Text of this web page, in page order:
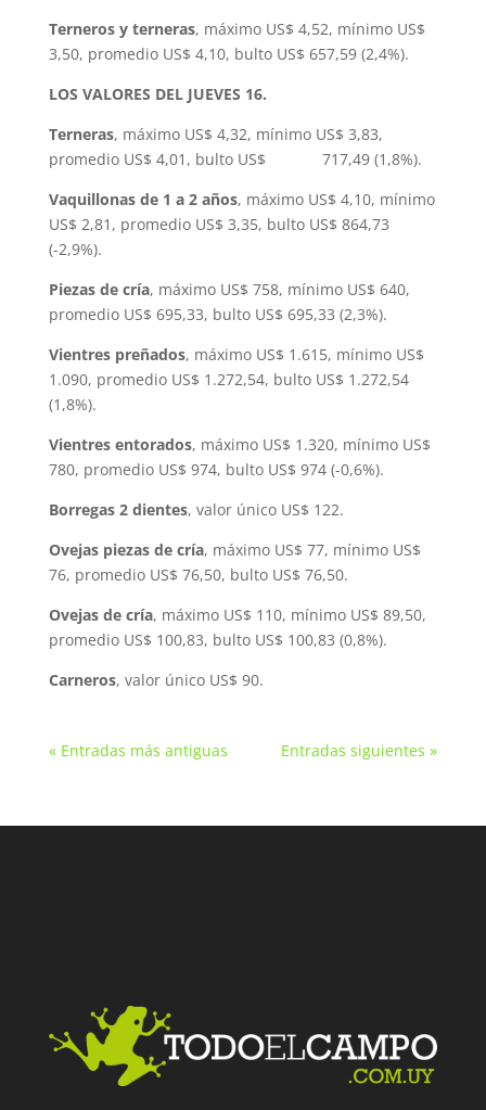
Terneros y terneras, máximo US$ 4,52, mínimo US$
3,50, promedio US$ 4,10, bulto US$ 657,59 (2,4%).
LOS VALORES DEL JUEVES 16.
Terneras, máximo US$ 4,32, mínimo US$ 3,83,
promedio US$ 4,01, bulto US$ 717,49 (1,8%).
Vaquillonas de 1 a 2 años, máximo US$ 4,10, mínimo
US$ 2,81, promedio US$ 3,35, bulto US$ 864,73
(-2,9%).
Piezas de cría, máximo US$ 758, mínimo US$ 640,
promedio US$ 695,33, bulto US$ 695,33 (2,3%).
Vientres preñados, máximo US$ 1.615, mínimo US$
1.090, promedio US$ 1.272,54, bulto US$ 1.272,54
(1,8%).
Vientres entorados, máximo US$ 1.320, mínimo US$
780, promedio US$ 974, bulto US$ 974 (-0,6%).
Borregas 2 dientes, valor único US$ 122.
Ovejas piezas de cría, máximo US$ 77, mínimo US$
76, promedio US$ 76,50, bulto US$ 76,50.
Ovejas de cría, máximo US$ 110, mínimo US$ 89,50,
promedio US$ 100,83, bulto US$ 100,83 (0,8%).
Carneros, valor único US$ 90.
« Entradas más antiguas Entradas siguientes »